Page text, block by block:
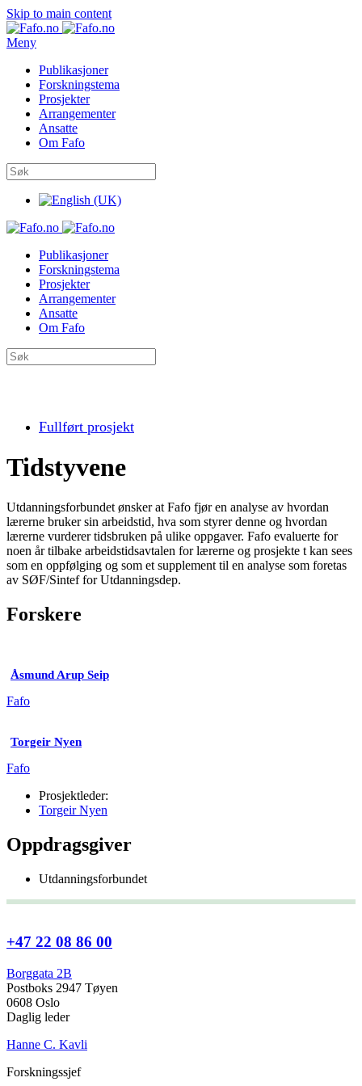
Skip to main content
Meny
Publikasjoner
Forskningstema
Prosjekter
Arrangementer
Ansatte
Om Fafo
Publikasjoner
Forskningstema
Prosjekter
Arrangementer
Ansatte
Om Fafo
Fullført prosjekt
Tidstyvene
Utdanningsforbundet ønsker at Fafo fjør en analyse av hvordan
lærerne bruker sin arbeidstid, hva som styrer denne og hvordan
lærerne vurderer tidsbruken på ulike oppgaver. Fafo evaluerte for
noen år tilbake arbeidstidsavtalen for lærerne og prosjekte t kan sees
som en oppfølging og som et supplement til en analyse som foretas
av SØF/Sintef for Utdanningsdep.
Forskere
Åsmund Arup Seip
Fafo
Torgeir Nyen
Fafo
Prosjektleder:
Torgeir Nyen
Oppdragsgiver
Utdanningsforbundet
+47 22 08 86 00
Borggata 2B
Postboks 2947 Tøyen
0608 Oslo
Daglig leder
Hanne C. Kavli
Forskningssjef